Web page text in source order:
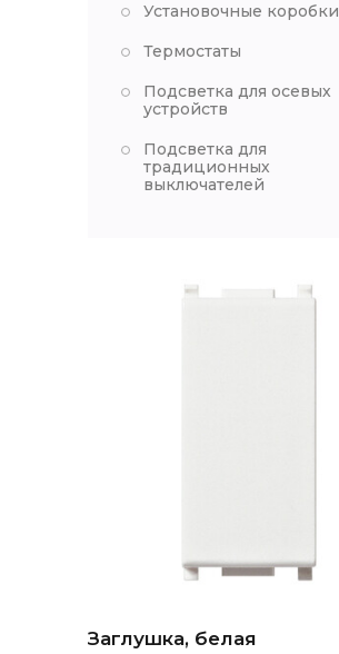
Установочные коробки
Термостаты
Подсветка для осевых
устройств
Подсветка для
традиционных
выключателей
Заглушка, белая